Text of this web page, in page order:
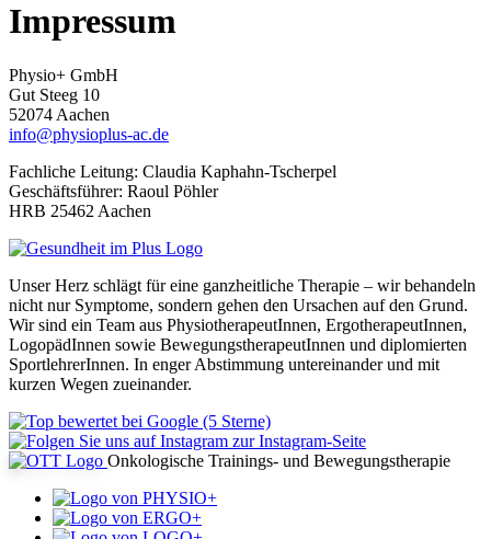
Impressum
Physio+ GmbH
Gut Steeg 10
52074 Aachen
info@physioplus-ac.de
Fachliche Leitung: Claudia Kaphahn-Tscherpel
Geschäftsführer: Raoul Pöhler
HRB 25462 Aachen
Unser Herz schlägt für eine ganzheitliche Therapie – wir behandeln
nicht nur Symptome, sondern gehen den Ursachen auf den Grund.
Wir sind ein Team aus PhysiotherapeutInnen, ErgotherapeutInnen,
LogopädInnen sowie BewegungstherapeutInnen und diplomierten
SportlehrerInnen. In enger Abstimmung untereinander und mit
kurzen Wegen zueinander.
zur Instagram-Seite
Onkologische Trainings- und Bewegungstherapie